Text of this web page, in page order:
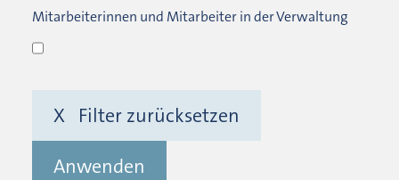
Mitarbeiterinnen und Mitarbeiter in der Verwaltung
X Filter zurücksetzen
Anwenden